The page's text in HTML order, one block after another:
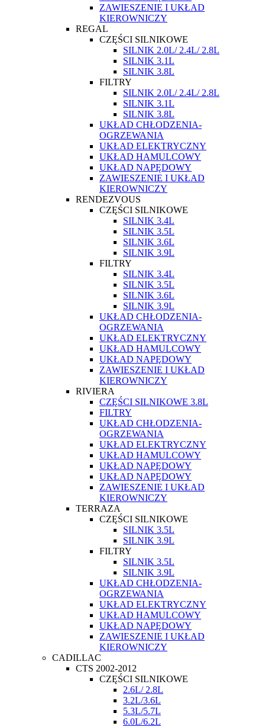
ZAWIESZENIE I UKŁAD
KIEROWNICZY
REGAL
CZĘŚCI SILNIKOWE
SILNIK 2.0L/ 2.4L/ 2.8L
SILNIK 3.1L
SILNIK 3.8L
FILTRY
SILNIK 2.0L/ 2.4L/ 2.8L
SILNIK 3.1L
SILNIK 3.8L
UKŁAD CHŁODZENIA-
OGRZEWANIA
UKŁAD ELEKTRYCZNY
UKŁAD HAMULCOWY
UKŁAD NAPĘDOWY
ZAWIESZENIE I UKŁAD
KIEROWNICZY
RENDEZVOUS
CZĘŚCI SILNIKOWE
SILNIK 3.4L
SILNIK 3.5L
SILNIK 3.6L
SILNIK 3.9L
FILTRY
SILNIK 3.4L
SILNIK 3.5L
SILNIK 3.6L
SILNIK 3.9L
UKŁAD CHŁODZENIA-
OGRZEWANIA
UKŁAD ELEKTRYCZNY
UKŁAD HAMULCOWY
UKŁAD NAPĘDOWY
ZAWIESZENIE I UKŁAD
KIEROWNICZY
RIVIERA
CZĘŚCI SILNIKOWE 3.8L
FILTRY
UKŁAD CHŁODZENIA-
OGRZEWANIA
UKŁAD ELEKTRYCZNY
UKŁAD HAMULCOWY
UKŁAD NAPĘDOWY
UKŁAD NAPĘDOWY
ZAWIESZENIE I UKŁAD
KIEROWNICZY
TERRAZA
CZĘŚCI SILNIKOWE
SILNIK 3.5L
SILNIK 3.9L
FILTRY
SILNIK 3.5L
SILNIK 3.9L
UKŁAD CHŁODZENIA-
OGRZEWANIA
UKŁAD ELEKTRYCZNY
UKŁAD HAMULCOWY
UKŁAD NAPĘDOWY
ZAWIESZENIE I UKŁAD
KIEROWNICZY
CADILLAC
CTS 2002-2012
CZĘŚCI SILNIKOWE
2.6L/ 2.8L
3.2L/3.6L
5.3L/5.7L
6.0L/6.2L